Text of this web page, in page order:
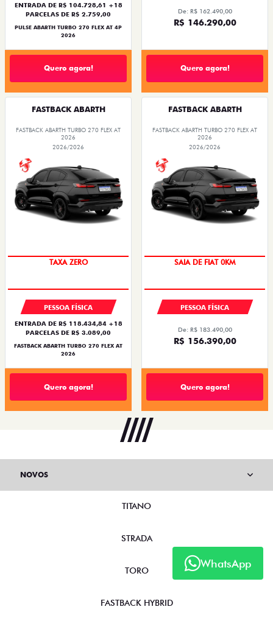
ENTRADA DE R$ 104.728,61 +18
PARCELAS DE R$ 2.759,00
PULSE ABARTH TURBO 270 FLEX AT 4P
2026
Quero agora!
De: R$ 162.490,00
R$ 146.290,00
Quero agora!
FASTBACK ABARTH
FASTBACK ABARTH TURBO 270 FLEX AT
2026
2026/2026
TAXA ZERO
PESSOA FÍSICA
ENTRADA DE R$ 118.434,84 +18
PARCELAS DE R$ 3.089,00
FASTBACK ABARTH TURBO 270 FLEX AT
2026
Quero agora!
FASTBACK ABARTH
FASTBACK ABARTH TURBO 270 FLEX AT
2026
2026/2026
SAIA DE FIAT 0KM
PESSOA FÍSICA
De: R$ 183.490,00
R$ 156.390,00
Quero agora!
WhatsApp
NOVOS
TITANO
STRADA
TORO
FASTBACK HYBRID